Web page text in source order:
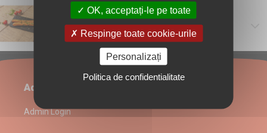
Vegan Wurst 2 buc.
Wursti din proteine vegetale și condimente - 100 gr.
Administrare restaurant
Admin Login
OK, acceptați-le pe toate
Respinge toate cookie-urile
Personalizați
Politica de confidentialitate